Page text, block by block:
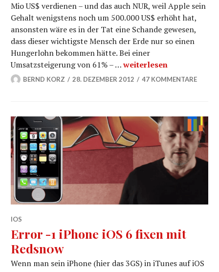
Mio US$ verdienen – und das auch NUR, weil Apple sein
Gehalt wenigstens noch um 500.000 US$ erhöht hat,
ansonsten wäre es in der Tat eine Schande gewesen,
dass dieser wichtigste Mensch der Erde nur so einen
Hungerlohn bekommen hätte. Bei einer
Umsatzsteigerung von 61% – …Tim Cook
weiterlesen
BERND KORZ 28. DEZEMBER 2012 47 KOMMENTARE
IOS
Error -1 iPhone iOS 6 fixen mit
Redsn0w
Wenn man sein iPhone (hier das 3GS) in iTunes auf iOS